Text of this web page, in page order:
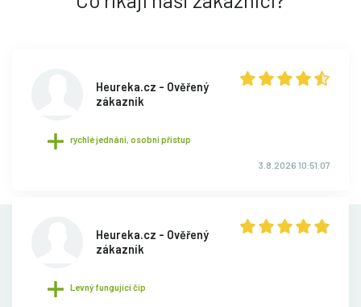
Heureka.cz - Ověřený
zákazník
rychlé jednání, osobní přístup
3.8.2026 10:51:07
Heureka.cz - Ověřený
zákazník
Levný fungující čip